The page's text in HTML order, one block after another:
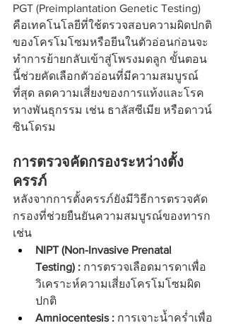
PGT (Preimplantation Genetic Testing)
คือเทคโนโลยีที่ใช้ตรวจสอบความผิดปกติ
ของโครโมโซมหรือยีนในตัวอ่อนก่อนจะ
ทำการย้ายกลับเข้าสู่โพรงมดลูก ขั้นตอน
นี้ช่วยคัดเลือกตัวอ่อนที่มีความสมบูรณ์
ที่สุด ลดความเสี่ยงของการแท้งและโรค
ทางพันธุกรรม เช่น ธาลัสซีเมีย หรือดาวน์
ซินโดรม
การตรวจคัดกรองระหว่างตั้ง
ครรภ์
หลังจากการตั้งครรภ์ยังมีวิธีการตรวจคัด
กรองที่ช่วยยืนยันความสมบูรณ์ของทารก
เช่น
NIPT (Non-Invasive Prenatal
Testing) : การตรวจเลือดมารดาเพื่อ
วิเคราะห์ความเสี่ยงโครโมโซมผิด
ปกติ
Amniocentesis : การเจาะน้ำคร่ำเพื่อ